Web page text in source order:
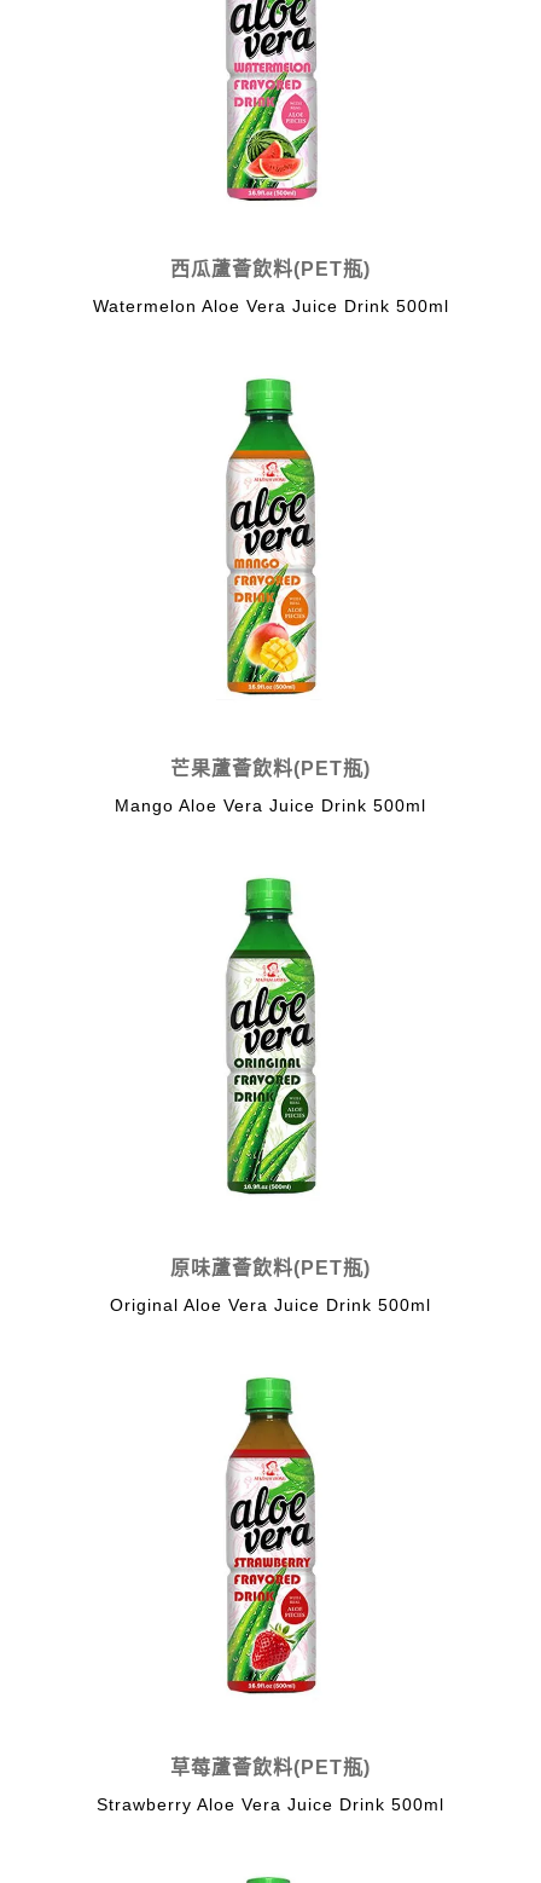
西瓜蘆薈飲料(PET瓶)
Watermelon Aloe Vera Juice Drink 500ml
芒果蘆薈飲料(PET瓶)
Mango Aloe Vera Juice Drink 500ml
原味蘆薈飲料(PET瓶)
Original Aloe Vera Juice Drink 500ml
草莓蘆薈飲料(PET瓶)
Strawberry Aloe Vera Juice Drink 500ml